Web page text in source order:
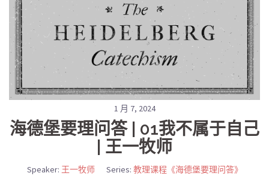
1 月 7, 2024
海德堡要理问答 | 01我不属于自己
| 王一牧师
Speaker: 王一牧师 Series: 教理课程《海德堡要理问答》